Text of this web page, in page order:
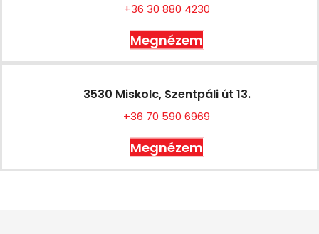
+36 30 880 4230
Megnézem
3530 Miskolc, Szentpáli út 13.
+36 70 590 6969
Megnézem